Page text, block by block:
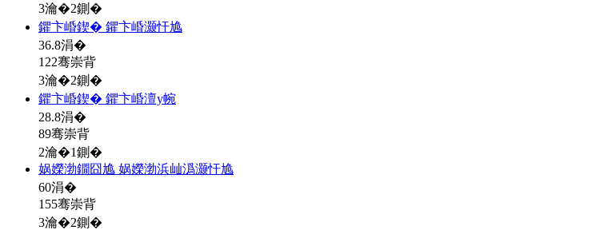
3瀹�2鍘�
鑺卞崏鍥� 鑺卞崏灏忓尯
36.8涓�
122骞崇背
3瀹�2鍘�
鑺卞崏鍥� 鑺卞崏澶у帵
28.8涓�
89骞崇背
2瀹�1鍘�
娲嬫渤鐗囧尯 娲嬫渤浜屾潙灏忓尯
60涓�
155骞崇背
3瀹�2鍘�